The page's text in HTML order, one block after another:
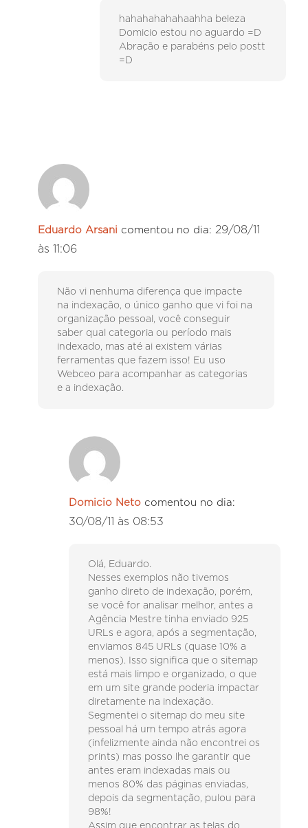
hahahahahahaahha beleza
Domicio estou no aguardo =D
Abração e parabéns pelo postt
=D
Eduardo Arsani comentou no dia: 29/08/11
às 11:06
Não vi nenhuma diferença que impacte
na indexação, o único ganho que vi foi na
organização pessoal, você conseguir
saber qual categoria ou período mais
indexado, mas até ai existem várias
ferramentas que fazem isso! Eu uso
Webceo para acompanhar as categorias
e a indexação.
Domicio Neto comentou no dia:
30/08/11 às 08:53
Olá, Eduardo.
Nesses exemplos não tivemos
ganho direto de indexação, porém,
se você for analisar melhor, antes a
Agência Mestre tinha enviado 925
URLs e agora, após a segmentação,
enviamos 845 URLs (quase 10% a
menos). Isso significa que o sitemap
está mais limpo e organizado, o que
em um site grande poderia impactar
diretamente na indexação.
Segmentei o sitemap do meu site
pessoal há um tempo atrás agora
(infelizmente ainda não encontrei os
prints) mas posso lhe garantir que
antes eram indexadas mais ou
menos 80% das páginas enviadas,
depois da segmentação, pulou para
98%!